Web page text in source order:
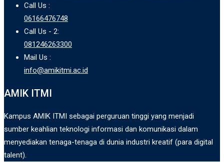
Call Us :
06166476748
Call Us - 2:
081246263300
Mail Us :
info@amikitmi.ac.id
AMIK ITMI
Kampus AMIK ITMI sebagai perguruan tinggi yang menjadi
sumber keahlian teknologi informasi dan komunikasi dalam
menyediakan tenaga-tenaga di dunia industri kreatif (para digital
talent).